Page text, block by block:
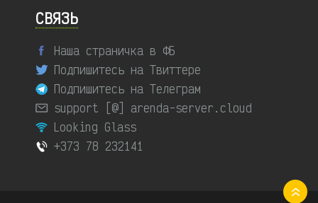
СВЯЗЬ
Наша страничка в ФБ
Подпишитесь на Твиттере
Подпишитесь на Телеграм
support [@] arenda-server.cloud
Looking Glass
+373 78 232141